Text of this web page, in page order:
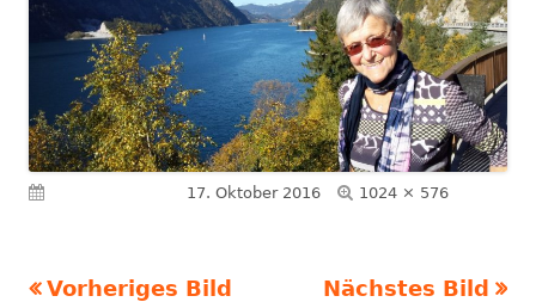
17. Oktober 2016 Volle
1024 × 576
Vorheriges Bild Nächstes Bild